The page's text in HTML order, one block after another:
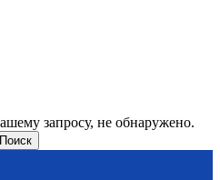
запросу, не обнаружено.
Поиск